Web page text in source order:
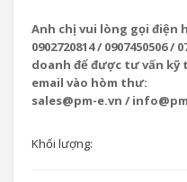
Anh chị vui lòng gọi điện
0902720814 / 0907450506
doanh để được tư vấn kỹ
email vào hòm thư:
sales@pm-e.vn /
Khối lượng: